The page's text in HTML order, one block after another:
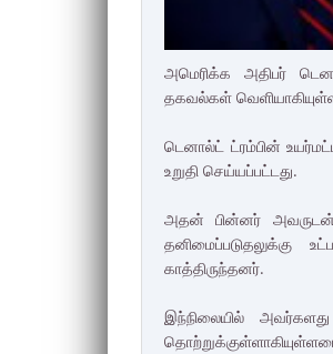
அமெரிக்க அதிபர்
தகவல்கள்
டெனால்ட் ட்ரம்பின்
உறுதி செய்யப்பட்டது.
அதன் பின்னர் அவருடன்
தனிமைப்படுதலுக்கு
காத்திருந்தனர்.
இந்நிலையில்